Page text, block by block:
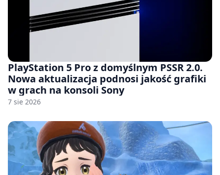
PlayStation 5 Pro z domyślnym PSSR 2.0.
Nowa aktualizacja podnosi jakość grafiki
w grach na konsoli Sony
7 sie 2026